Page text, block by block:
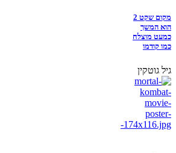
מקום שקט 2
הוא המשך
כמעט מוצלח
כמו קודמו
גיל גוטקין